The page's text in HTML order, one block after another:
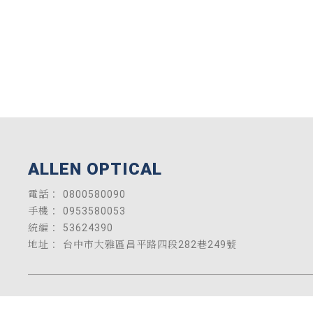
0800580090
0953580053
53624390
台中市大雅區昌平路四段282巷249號